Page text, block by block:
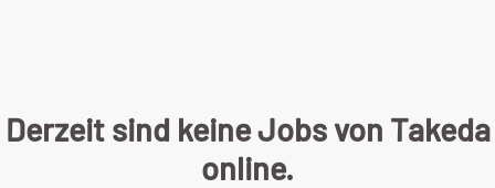
Derzeit sind keine Jobs von Takeda
online.